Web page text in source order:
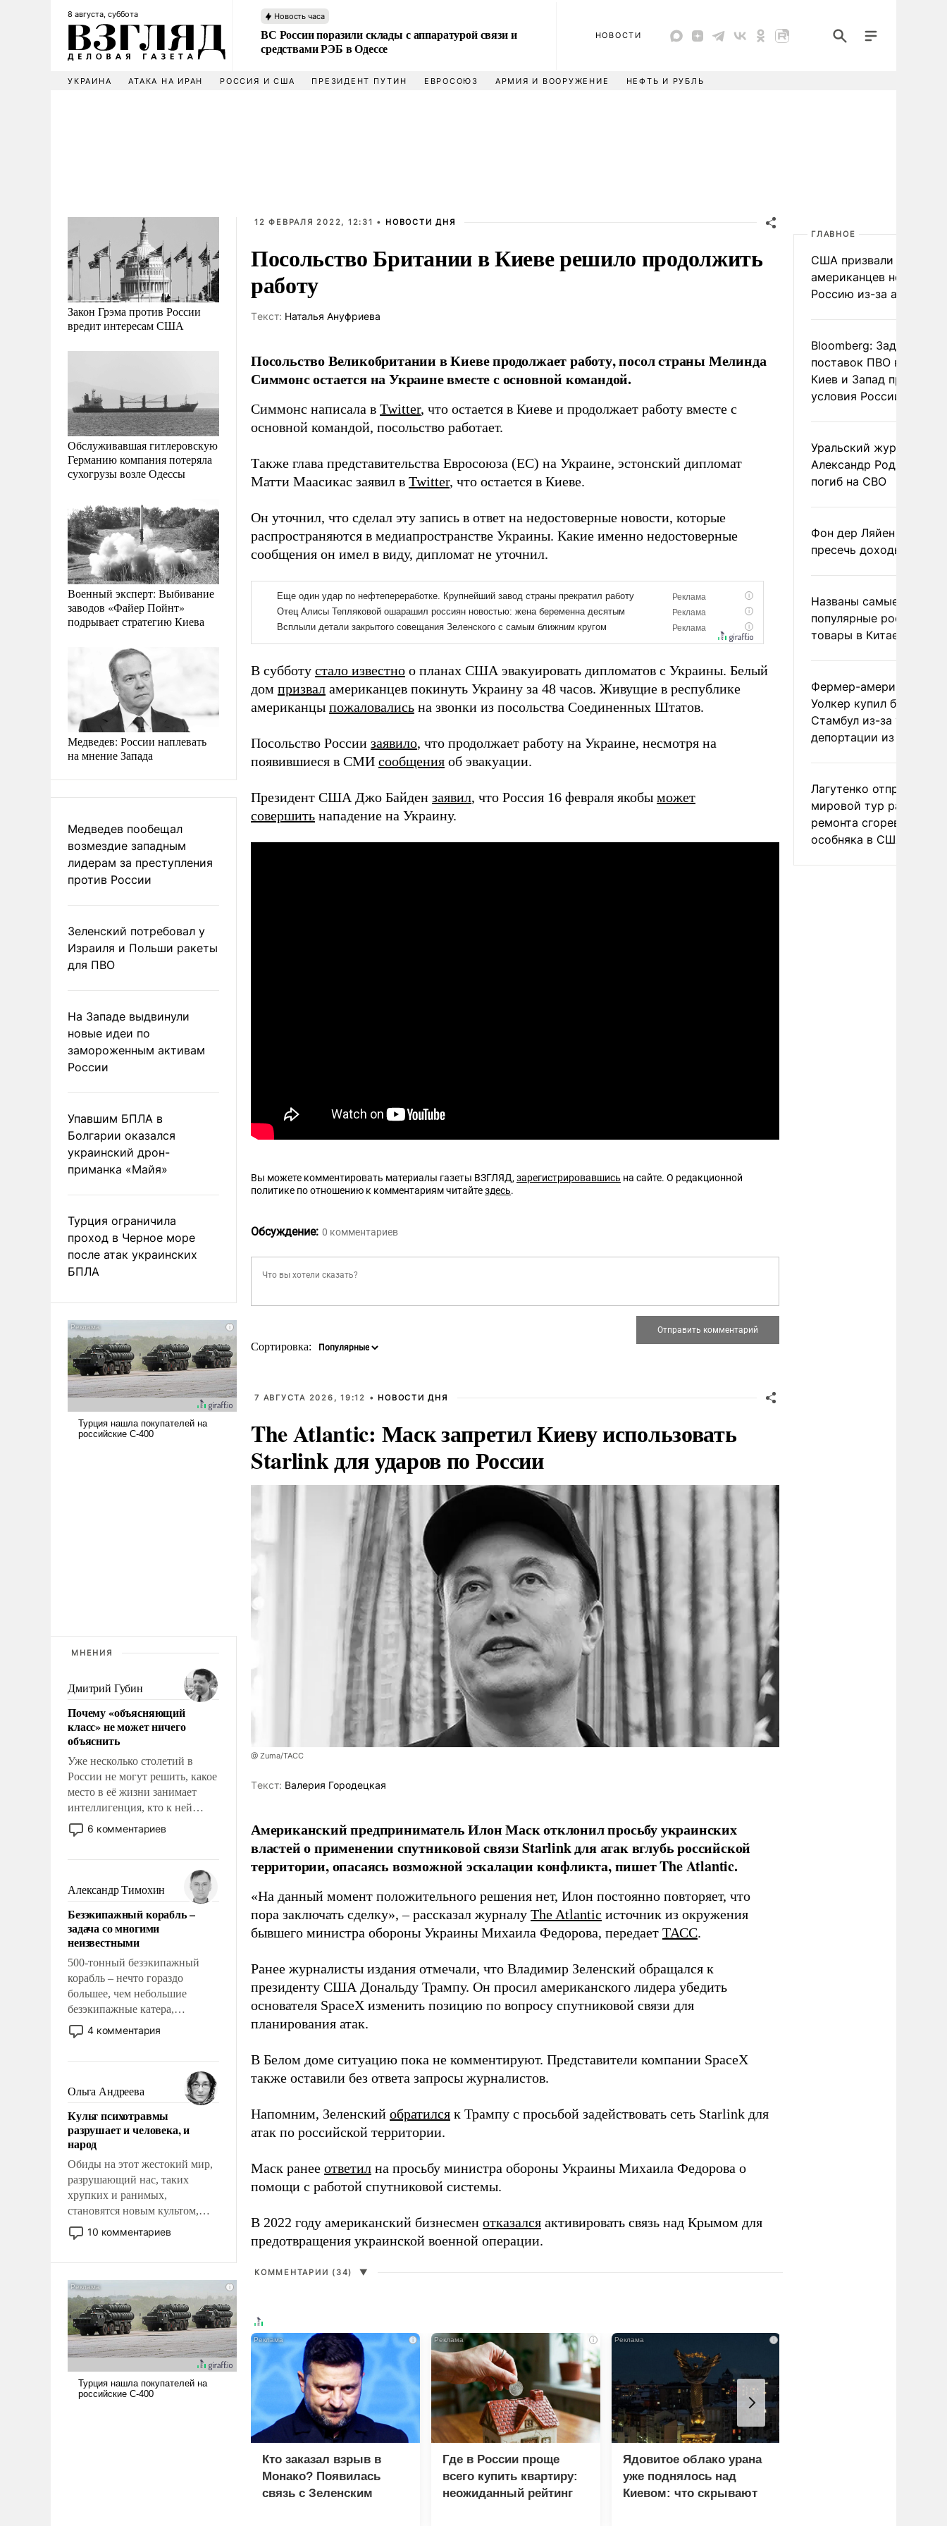
8 августа, суббота Новость часа
ВС России поразили склады с аппаратурой связи и
средствами РЭБ в Одессе
НОВОСТИ
УКРАИНА АТАКА НА ИРАН РОССИЯ И США ПРЕЗИДЕНТ ПУТИН ЕВРОСОЮЗ АРМИЯ И ВООРУЖЕНИЕ НЕФТЬ И РУБЛЬ
Закон Грэма против России
вредит интересам США
Обслуживавшая гитлеровскую
Германию компания потеряла
сухогрузы возле Одессы
Военный эксперт: Выбивание
заводов «Файер Пойнт»
подрывает стратегию Киева
Медведев: России наплевать
на мнение Запада
Медведев пообещал
возмездие западным
лидерам за преступления
против России
Зеленский потребовал у
Израиля и Польши ракеты
для ПВО
На Западе выдвинули
новые идеи по
замороженным активам
России
Упавшим БПЛА в
Болгарии оказался
украинский дрон-
приманка «Майя»
Турция ограничила
проход в Черное море
после атак украинских
БПЛА
МНЕНИЯ
Дмитрий Губин
Почему «объясняющий
класс» не может ничего
объяснить
Уже несколько столетий в
России не могут решить, какое
место в её жизни занимает
интеллигенция, кто к ней
принадлежит, а кого из неё
исключили с правом
чем она отличается от просто
образованных людей. Иногда
казалось, что эти вопросы
решены раз и навсегда, но –
нет, не решены.
6 комментариев
Александр Тимохин
Безэкипажный корабль –
задача со многими
неизвестными
500-тонный безэкипажный
корабль – нечто гораздо
большее, чем небольшие
безэкипажные катера,
применение которых уже
стало обыденностью. Задача по
сложна и амбициозна. Однако
и ее реализация радикально
поднимет наши боевые
возможности.
4 комментария
Ольга Андреева
Культ психотравмы
разрушает и человека, и
народ
Обиды на этот жестокий мир,
разрушающий нас, таких
хрупких и ранимых,
становятся новым культом,
постепенно вытесняя и
отменяя традиционное
ударами судьбы, брать на себя
ответственность, помогать
слабым, идти вперед и
адаптироваться.
10 комментариев
12 ФЕВРАЛЯ 2022, 12:31 • НОВОСТИ ДНЯ
Посольство Британии в Киеве решило продолжить
работу
Tекст: Наталья Ануфриева
Посольство Великобритании в Киеве продолжает работу, посол страны Мелинда
Симмонс остается на Украине вместе с основной командой.
Симмонс написала в Twitter, что остается в Киеве и продолжает работу вместе с
основной командой, посольство работает.
Также глава представительства Евросоюза (ЕС) на Украине, эстонский дипломат
Матти Маасикас заявил в Twitter, что остается в Киеве.
Он уточнил, что сделал эту запись в ответ на недостоверные новости, которые
распространяются в медиапространстве Украины. Какие именно недостоверные
сообщения он имел в виду, дипломат не уточнил.
В субботу стало известно о планах США эвакуировать дипломатов с Украины. Белый
дом призвал американцев покинуть Украину за 48 часов. Живущие в республике
американцы пожаловались на звонки из посольства Соединенных Штатов.
Посольство России заявило, что продолжает работу на Украине, несмотря на
появившиеся в СМИ сообщения об эвакуации.
Президент США Джо Байден заявил, что Россия 16 февраля якобы может
совершить нападение на Украину.
Вы можете комментировать материалы газеты ВЗГЛЯД, зарегистрировавшись на сайте. О редакционной
политике по отношению к комментариям читайтездесь.
Обсуждение: 0 комментариев
Сортировка:
7 АВГУСТА 2026, 19:12 • НОВОСТИ ДНЯ
The Atlantic: Маск запретил Киеву использовать
Starlink для ударов по России
@ Zuma/ТАСС
Tекст: Валерия Городецкая
Американский предприниматель Илон Маск отклонил просьбу украинских
властей о применении спутниковой связи Starlink для атак вглубь российской
территории, опасаясь возможной эскалации конфликта, пишет The Atlantic.
«На данный момент положительного решения нет, Илон постоянно повторяет, что
пора заключать сделку», – рассказал журналу The Atlantic источник из окружения
бывшего министра обороны Украины Михаила Федорова, передает ТАСС.
Ранее журналисты издания отмечали, что Владимир Зеленский обращался к
президенту США Дональду Трампу. Он просил американского лидера убедить
основателя SpaceX изменить позицию по вопросу спутниковой связи для
планирования атак.
В Белом доме ситуацию пока не комментируют. Представители компании SpaceX
также оставили без ответа запросы журналистов.
Напомним, Зеленский обратился к Трампу с просьбой задействовать сеть Starlink для
атак по российской территории.
Маск ранее ответил на просьбу министра обороны Украины Михаила Федорова о
помощи с работой спутниковой системы.
В 2022 году американский бизнесмен отказался активировать связь над Крымом для
предотвращения украинской военной операции.
КОММЕНТАРИИ (34) ▼
i
Кто заказал взрыв в
Монако? Появилась
связь с Зеленским
i
Где в России проще
всего купить квартиру:
неожиданный рейтинг
i
Ядовитое облако урана
уже поднялось над
Киевом: что скрывают
ГЛАВНОЕ
США призвали
американцев не
Россию из-за атак ВСУ
Bloomberg: Задержка
поставок ПВО вынудит
Киев и Запад принять
условия России
Уральский журналист
Александр Родионов
погиб на СВО
Фон дер Ляйен
пресечь доходы России
Названы самые
популярные российские
товары в Китае
Фермер-американец
Уолкер купил билет в
Стамбул из-за угрозы
депортации из России
Лагутенко отправился в
мировой тур ради
ремонта сгоревшего
особняка в США